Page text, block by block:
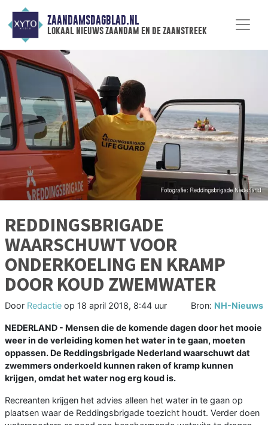
ZAANDAMSDAGBLAD.NL
lokaal nieuws zaandam en de zaanstreek
REDDINGSBRIGADE
WAARSCHUWT VOOR
ONDERKOELING EN KRAMP
DOOR KOUD ZWEMWATER
Door Redactie op 18 april 2018, 8:44 uur Bron: NH-Nieuws
NEDERLAND - Mensen die de komende dagen door het mooie
weer in de verleiding komen het water in te gaan, moeten
oppassen. De Reddingsbrigade Nederland waarschuwt dat
zwemmers onderkoeld kunnen raken of kramp kunnen
krijgen, omdat het water nog erg koud is.
Recreanten krijgen het advies alleen het water in te gaan op
plaatsen waar de Reddingsbrigade toezicht houdt. Verder doen